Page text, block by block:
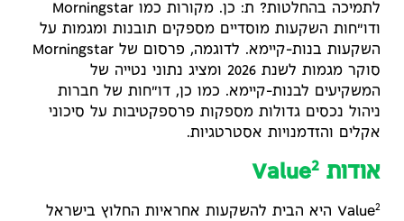
לתמיכה בהחלטות? ת: כן. מקורות כמו Morningstar
ודו"חות השקעות מוסדיים מספקים תובנות ומגמות על
השקעות בנות-קיימא. לדוגמה, פרסום של Morningstar
סוקר מגמות לשנת 2026 ומציג נתוני נטייה של
המשקיעים לבנות-קיימא. כמו כן, דו"חות של חברות
ניהול נכסים גדולות מספקות פרספקטיבות על סיכוני
אקלים והזדמנויות אסטרטגיות.
אודות Value 2
Value2
היא הבית להשקעות אחראיות החלוץ בישראל